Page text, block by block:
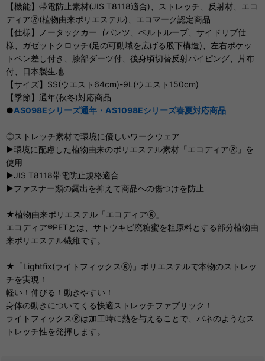
【機能】帯電防止素材(JIS T8118適合)、ストレッチ、反射材、エコ
ディア🄬(植物由来ポリエステル)、エコマーク認定商品
【仕様】ノータックカーゴパンツ、ベルトループ、サイドリブ仕
様、ガゼットクロッチ(足の可動域を広げる股下構造)、左右ポケッ
トペン差し付き、膝部ダーツ付、後身頃切替反射パイピング、片布
付、日本製生地
【サイズ】SS(ウエスト64cm)-9L(ウエスト150cm)
【季節】通年(秋冬)対応商品
●AS098Eシリーズ通年・AS1098Eシリーズ春夏対応商品
◎ストレッチ素材で環境に優しいワークウェア
▶環境に配慮した植物由来のポリエステル素材「エコディア🄬」を
使用
▶JIS T8118帯電防止規格適合
▶ファスナー類の露出を抑えて商品への傷つけを防止
★植物由来ポリエステル「エコディア🄬」
エコディア®PETとは、サトウキビ廃糖蜜を粗原料とする部分植物由
来ポリエステル繊維です。
★「Lightfix(ライトフィックス🄬)」ポリエステルで本物のストレッ
チを実現！
軽い！伸びる！動きやすい！
身体の動きについてくる快適ストレッチファブリック！
ライトフィックス🄬は加工時に熱を与えることで、バネのようなス
トレッチ性を発揮します。